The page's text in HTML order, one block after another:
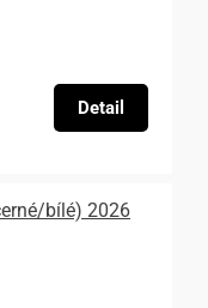
Detail
bílé) 2026